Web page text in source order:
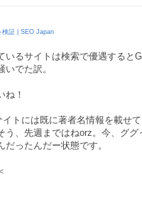
検証 | SEO Japan
いるサイトは検索で優遇すると
でた訳。
ね！
トには既に著者名情報を載せ
う、先週まではねorz。今、グ
ったんだー状態です。